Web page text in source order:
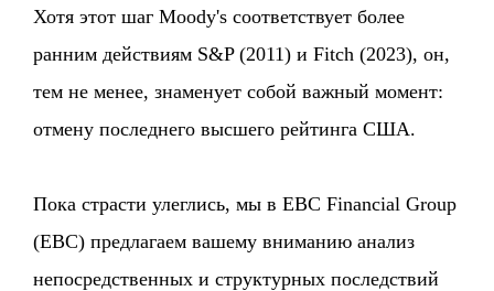
Хотя этот шаг Moody's соответствует более
ранним действиям S&P (2011) и Fitch (2023), он,
тем не менее, знаменует собой важный момент:
отмену последнего высшего рейтинга США.
Пока страсти улеглись, мы в EBC Financial Group
(EBC) предлагаем вашему вниманию анализ
непосредственных и структурных последствий